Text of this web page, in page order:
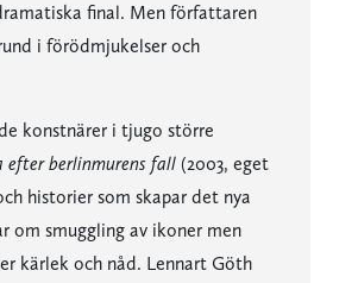
final. Men författaren
i förödmjukelser och
konstnärer i tjugo större
efter berlinmurens fall (2003, eget
historier som skapar det nya
om smuggling av ikoner men
kärlek och nåd. Lennart Göth